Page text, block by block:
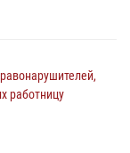
работницу